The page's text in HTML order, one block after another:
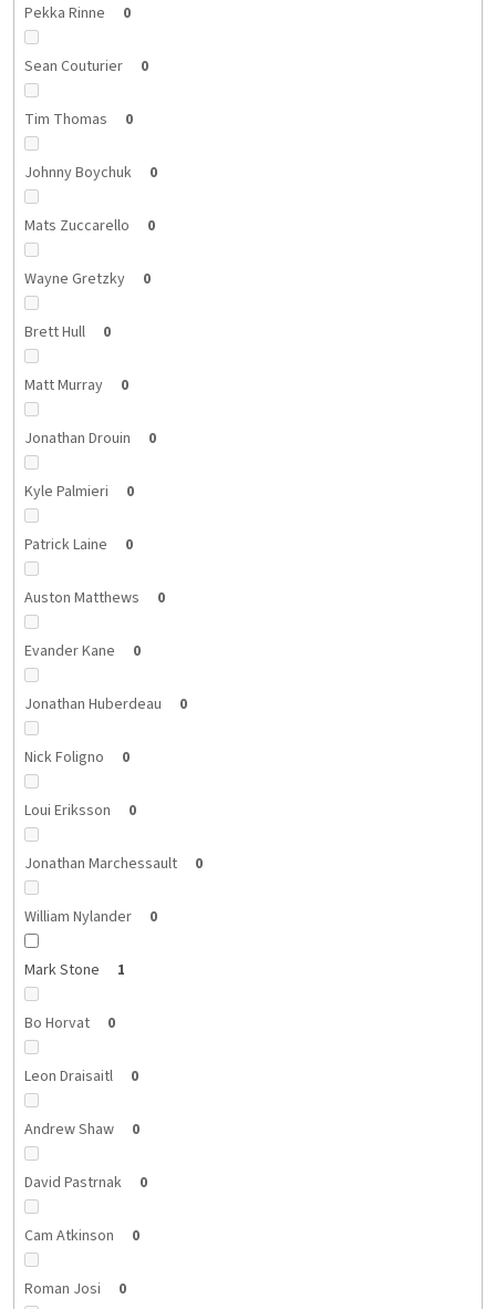
Pekka Rinne 0
Sean Couturier 0
Tim Thomas 0
Johnny Boychuk 0
Mats Zuccarello 0
Wayne Gretzky 0
Brett Hull 0
Matt Murray 0
Jonathan Drouin 0
Kyle Palmieri 0
Patrick Laine 0
Auston Matthews 0
Evander Kane 0
Jonathan Huberdeau 0
Nick Foligno 0
Loui Eriksson 0
Jonathan Marchessault 0
William Nylander 0
Mark Stone 1
Bo Horvat 0
Leon Draisaitl 0
Andrew Shaw 0
David Pastrnak 0
Cam Atkinson 0
Roman Josi 0